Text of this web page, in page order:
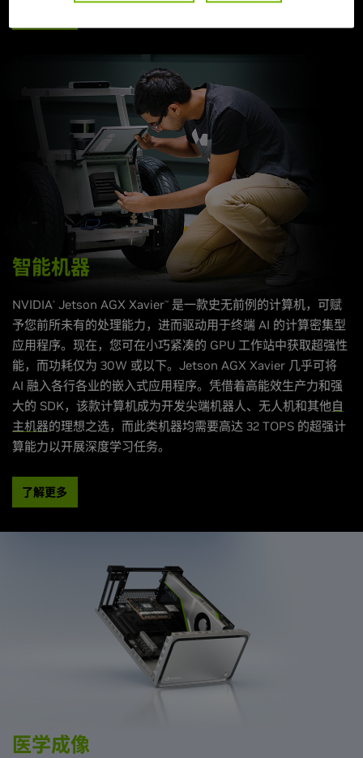
智能机器
NVIDIA® Jetson AGX Xavier™
是一款史无前例的计算机，可赋
予您前所未有的处理能力，进而驱动用于终端 AI 的计算密集型
应用程序。现在，您可在小巧紧凑的 GPU 工作站中获取超强性
能，而功耗仅为 30W 或以下。Jetson AGX Xavier 几乎可将
AI 融入各行各业的嵌入式应用程序。凭借着高能效生产力和强
大的 SDK，该款计算机成为开发尖端机器人、无人机和其他自
主机器的理想之选，而此类机器均需要高达 32 TOPS 的超强计
算能力以开展深度学习任务。
了解更多
医学成像